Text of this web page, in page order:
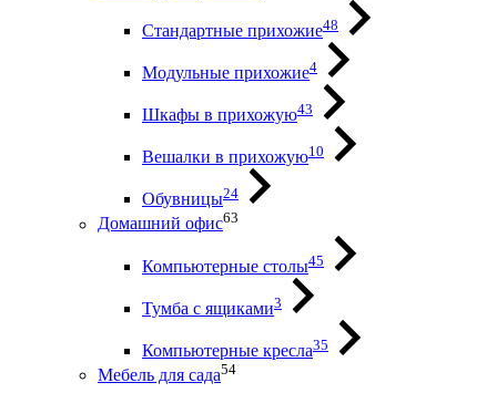
Стандартные прихожие48
Модульные прихожие4
Шкафы в прихожую43
Вешалки в прихожую10
Обувницы24
Домашний офис63
Компьютерные столы45
Тумба с ящиками3
Компьютерные кресла35
Мебель для сада54